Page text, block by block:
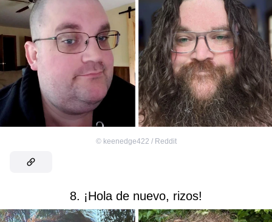
© keenedge422 / Reddit
8. ¡Hola de nuevo, rizos!